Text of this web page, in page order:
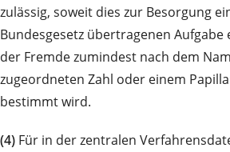
zulässig, soweit dies zur Besorgung
Bundesgesetz übertragenen
der Fremde zumindest nach dem
zugeordneten Zahl oder einem
bestimmt wird.
(4) Für in der zentralen